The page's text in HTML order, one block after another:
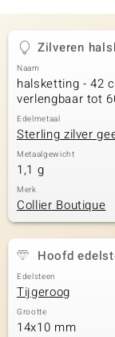
Zilveren
Naam
halsketting - 42
verlengbaar tot
Edelmetaal
Sterling zilver
Metaalgewicht
1,1 g
Merk
Collier Boutique
Hoofd
Edelsteen
Tijgeroog
Grootte
14x10 mm